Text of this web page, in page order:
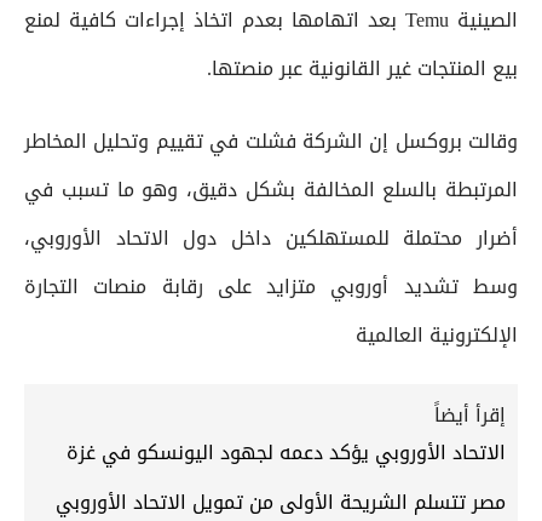
الصينية Temu بعد اتهامها بعدم اتخاذ إجراءات كافية لمنع
بيع المنتجات غير القانونية عبر منصتها.
وقالت بروكسل إن الشركة فشلت في تقييم وتحليل المخاطر
المرتبطة بالسلع المخالفة بشكل دقيق، وهو ما تسبب في
أضرار محتملة للمستهلكين داخل دول الاتحاد الأوروبي،
وسط تشديد أوروبي متزايد على رقابة منصات التجارة
الإلكترونية العالمية
إقرأ أيضاً
الاتحاد الأوروبي يؤكد دعمه لجهود اليونسكو في غزة
مصر تتسلم الشريحة الأولى من تمويل الاتحاد الأوروبي